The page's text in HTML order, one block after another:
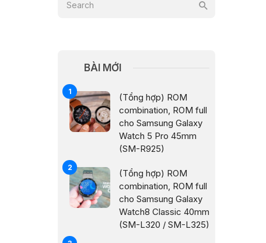
BÀI MỚI
(Tổng hợp) ROM
combination, ROM full
cho Samsung Galaxy
Watch 5 Pro 45mm
(SM-R925)
(Tổng hợp) ROM
combination, ROM full
cho Samsung Galaxy
Watch8 Classic 40mm
(SM-L320 / SM-L325)